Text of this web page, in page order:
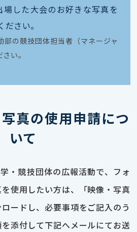
した大会のお好きな写真を
ださい｡
部の競技団体担当者（マネージャ
い。
真の使用申請につ
いて
・競技団体の広報活動で、フォ
使用したい方は、「映像・写真
ードし、必要事項をご記入のう
添付して下記へメールにてお送